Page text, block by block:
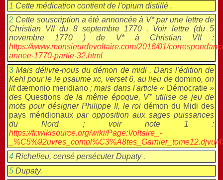
1 Cette médication contient de l'opium distillé .
2 Cette souscription a été annoncée à V* par une lettre de
Christian VII du 8 septembre 1770 . Voir lettre (du 5
novembre 1770 ) de V* à Christian VII :
https://www.monsieurdevoltaire.com/2016/01/
annee-1770-partie-32.html
3Mais délivre-nous du démon de midi . Dans l'édition de
Kehl pour le le psaume xc, verset 6, au lieu de domino, on
litdæmonio meridiano; mais dans l'article « Démocratie»
desQuestions de la même époque, V* utilise ce jeu de
mots pour désigner Philippe II, le roidémon du Midi des
pays méridionaux par opposition aux sages puissances
du Nord ; voir note 1 :
https://fr.wikisource.org/wiki/Page:Voltaire_-
_%C5%92uvres_compl%C3%A8tes_Garnier_tome12.djvu/
4 Richelieu, censé persécuter Dupaty .
5 Dupaty.